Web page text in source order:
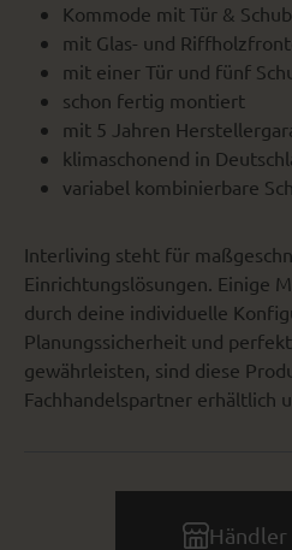
Kommode mit Tür &
mit Glas- und
mit einer Tür und fünf
schon fertig montiert
mit 5 Jahren
klimaschonend in
variabel kombinierbare
Interliving steht für
Einrichtungslösungen. Einige
durch deine individuelle
Planungssicherheit und
gewährleisten, sind diese
Fachhandelspartner erhältlich